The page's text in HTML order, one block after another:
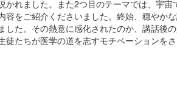
かれました。また2つ目のテーマでは、宇宙
をご紹介くださいました。終始、穏やかな
た。その熱意に感化されたのか、講話後
たちが医学の道を志すモチベーションを